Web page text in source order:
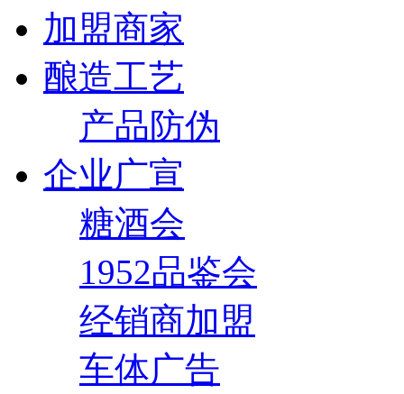
加盟商家
酿造工艺
产品防伪
企业广宣
糖酒会
1952品鉴会
经销商加盟
车体广告